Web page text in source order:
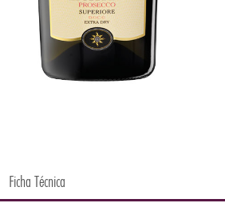
Ficha Técnica